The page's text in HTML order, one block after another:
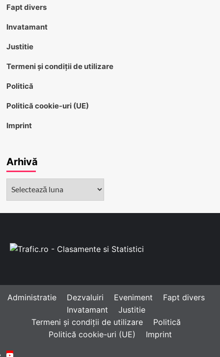
Fapt divers
Invatamant
Justitie
Termeni și condiții de utilizare
Politică
Politică cookie-uri (UE)
Imprint
Arhivă
Administratie Dezvaluiri Eveniment
Fapt divers
Invatamant
Justitie
Termeni și condiții de utilizare
Politică
Politică cookie-uri (UE)
Imprint
Youtube